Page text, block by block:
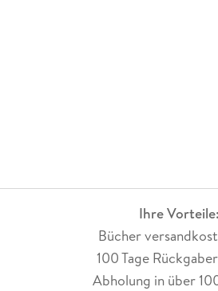
Ihre Vorteile:
Bücher
100 Tage
Abholung in über